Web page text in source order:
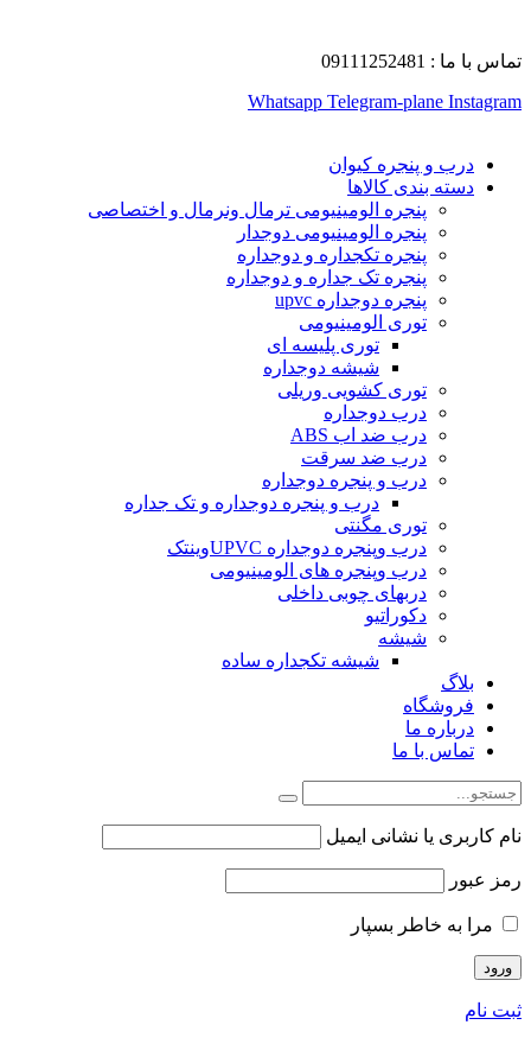
تماس با ما : 09111252481
Whatsapp Telegram-plane Instagram
درب و پنجره کیوان
دسته بندی کالاها
پنجره الومینیومی ترمال ونرمال و اختصاصی
پنجره الومینیومی دوجدار
پنجره تکجداره و دوجداره
پنجره تک جداره و دوجداره
پنجره دوجداره upvc
توری الومینیومی
توری پلیسه ای
شیشه دوجداره
توری کشویی وریلی
درب دوجداره
درب ضد اب ABS
درب ضد سرقت
درب و پنجره دوجداره
درب و پنجره دوجداره و تک جداره
توری مگنتی
درب وپنجره دوجداره UPVCوینتک
درب وپنجره های الومینیومی
دربهای چوبی داخلی
دکوراتیو
شیشه
شیشه تکجداره ساده
بلاگ
فروشگاه
درباره ما
تماس با ما
نام کاربری یا نشانی ایمیل
رمز عبور
مرا به خاطر بسپار
ثبت نام